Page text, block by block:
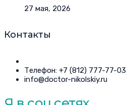
27 мая, 2026
Контакты
Телефон: +7 (812) 777-77-03
info@doctor-nikolskiy.ru